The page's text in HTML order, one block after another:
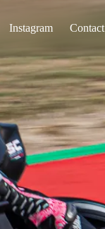
Instagram Contact